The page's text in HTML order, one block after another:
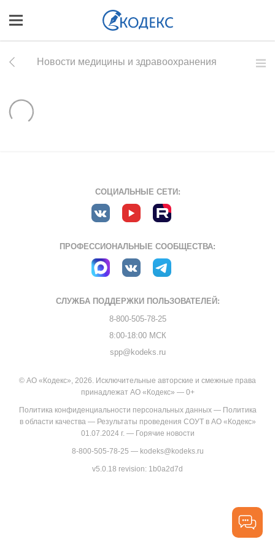
Новости медицины и здравоохранения
СОЦИАЛЬНЫЕ СЕТИ:
ПРОФЕССИОНАЛЬНЫЕ СООБЩЕСТВА:
СЛУЖБА ПОДДЕРЖКИ ПОЛЬЗОВАТЕЛЕЙ:
8-800-505-78-25
8:00-18:00 МСК
spp@kodeks.ru
© АО «Кодекс», 2026. Исключительные авторские и смежные права
принадлежат АО «Кодекс» — 0+
Политика конфиденциальности персональных данных— Политика
в области качества— Результаты проведения СОУТ в АО «Кодекс»
01.07.2024 г.— Горячие новости
8-800-505-78-25 — kodeks@kodeks.ru
v5.0.18 revision: 1b0a2d7d